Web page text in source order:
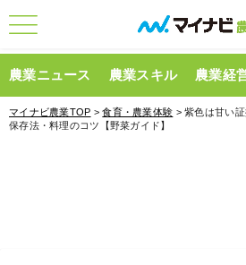
農業ニュース 農業スキル 農業経
マイナビ農業TOP >食育・農業体験 > 紫色は甘い
保存法・料理のコツ【野菜ガイド】